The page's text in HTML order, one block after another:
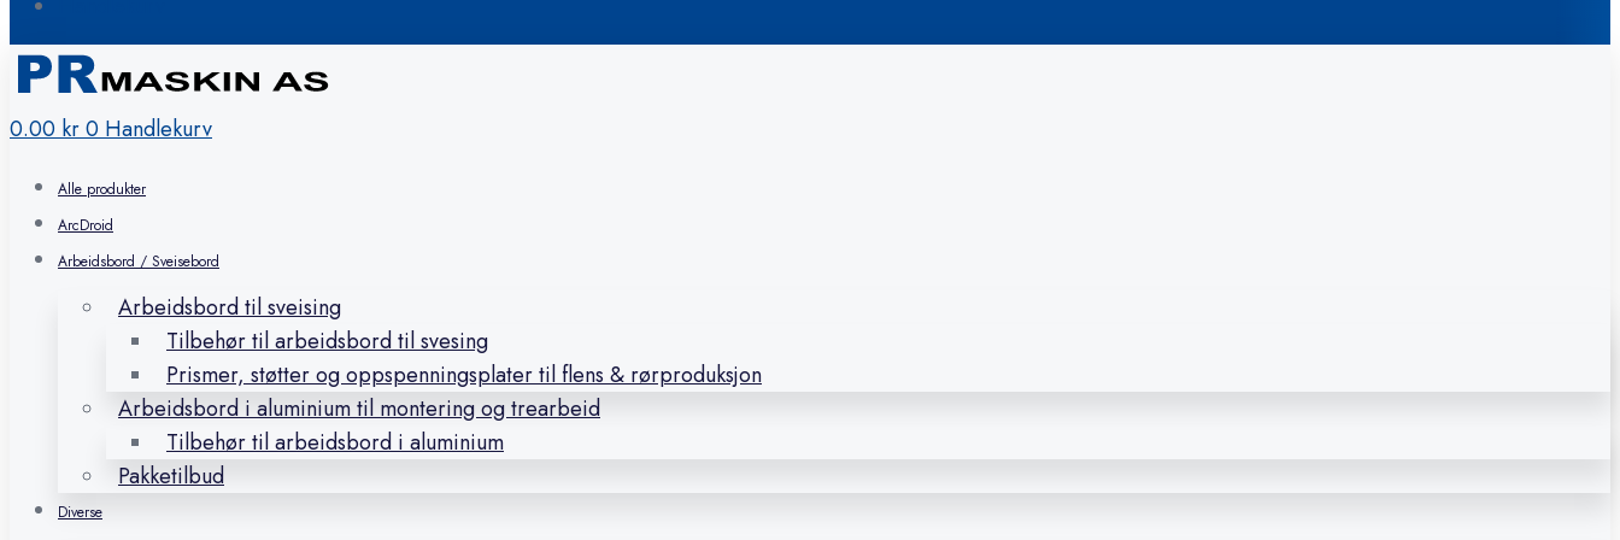
0.00 kr0 Handlekurv
Alle produkter
ArcDroid
Arbeidsbord / Sveisebord
Arbeidsbord til sveising
Tilbehør til arbeidsbord til svesing
Prismer, støtter og oppspenningsplater til flens & rørproduksjon
Arbeidsbord i aluminium til montering og trearbeid
Tilbehør til arbeidsbord i aluminium
Pakketilbud
Diverse